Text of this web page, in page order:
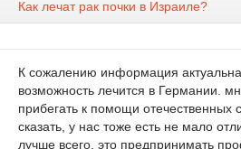
Как лечат рак почки в Израиле?
К сожалению информация
возможность лечится в Германии.
прибегать к помощи отечественных
сказать, у нас тоже есть не мало
лучше всего, это предпринимать